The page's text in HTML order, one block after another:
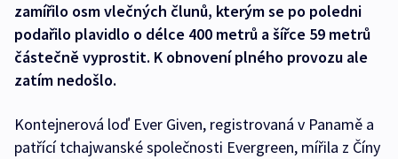
zamířilo osm vlečných člunů, kterým se po poledni
podařilo plavidlo o délce 400 metrů a šířce 59 metrů
částečně vyprostit. K obnovení plného provozu ale
zatím nedošlo.
Kontejnerová loď Ever Given, registrovaná v Panamě a
patřící tchajwanské společnosti Evergreen, mířila z Číny